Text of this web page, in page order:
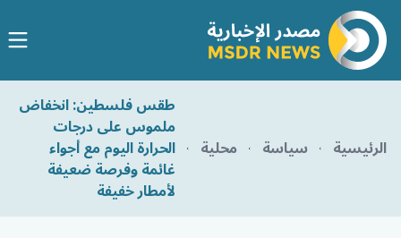
الرئيسية سياسة محلية
طقس فلسطين: انخفاض
ملموس على درجات
الحرارة اليوم مع أجواء
غائمة وفرصة ضعيفة
لأمطار خفيفة